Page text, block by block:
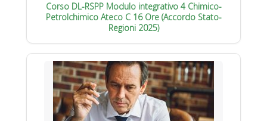
Corso DL-RSPP Modulo integrativo 4 Chimico-
Petrolchimico Ateco C 16 Ore (Accordo Stato-
Regioni 2025)